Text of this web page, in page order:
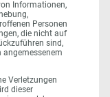
Informationen,
Personen
die nicht auf
sind,
angemessenem
Verletzungen
dieser